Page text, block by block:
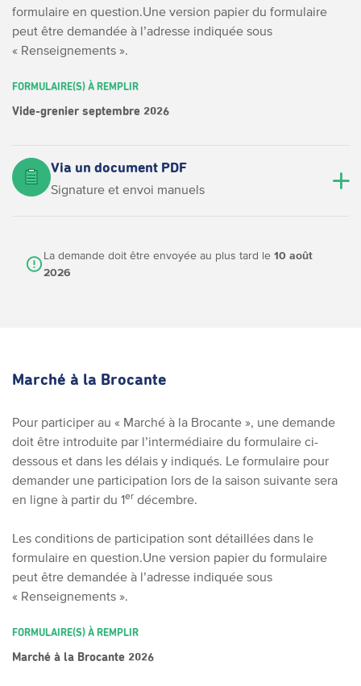
formulaire en question.Une version papier du formulaire
peut être demandée à l’adresse indiquée sous
« Renseignements ».
FORMULAIRE(S) À REMPLIR
Vide-grenier septembre 2026
Via un document PDF
Signature et envoi manuels
La demande doit être envoyée au plus tard le 10 août
2026
Marché à la Brocante
Pour participer au « Marché à la Brocante », une demande
doit être introduite par l’intermédiaire du formulaire ci-
dessous et dans les délais y indiqués. Le formulaire pour
demander une participation lors de la saison suivante sera
en ligne à partir du 1er décembre.
Les conditions de participation sont détaillées dans le
formulaire en question.Une version papier du formulaire
peut être demandée à l’adresse indiquée sous
« Renseignements ».
FORMULAIRE(S) À REMPLIR
Marché à la Brocante 2026